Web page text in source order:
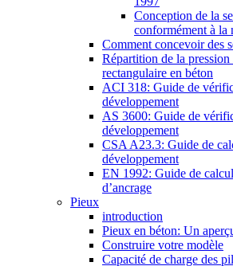
Conception de la
conformément à
Comment concevoir des
Répartition de la pression
rectangulaire en béton
ACI 318: Guide de
développement
AS 3600: Guide de
développement
CSA A23.3: Guide de
développement
EN 1992: Guide de
d’ancrage
Pieux
introduction
Pieux en béton: Un
Construire votre modèle
Capacité de charge des